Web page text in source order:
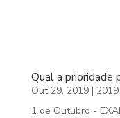
Qual a prioridade
Out 29, 2019| 2019
1 de Outubro -